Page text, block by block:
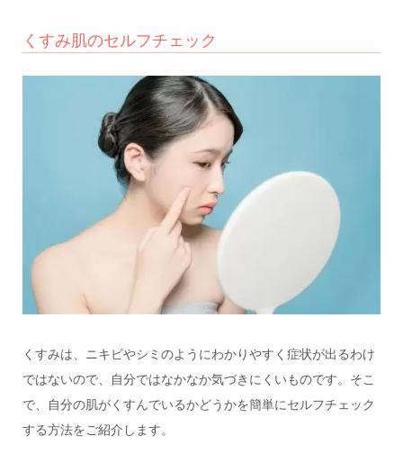
くすみ肌のセルフチェック
くすみは、ニキビやシミのようにわかりやすく症状が出るわけ
ではないので、自分ではなかなか気づきにくいものです。そこ
で、自分の肌がくすんでいるかどうかを簡単にセルフチェック
する方法をご紹介します。